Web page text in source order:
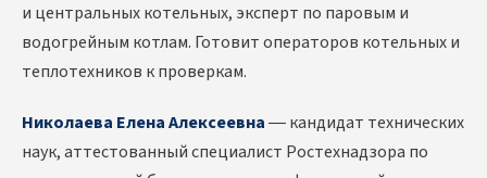
и центральных котельных, эксперт по паровым и
водогрейным котлам. Готовит операторов котельных и
теплотехников к проверкам.
Николаева Елена Алексеевна— кандидат технических
наук, аттестованный специалист Ростехнадзора по